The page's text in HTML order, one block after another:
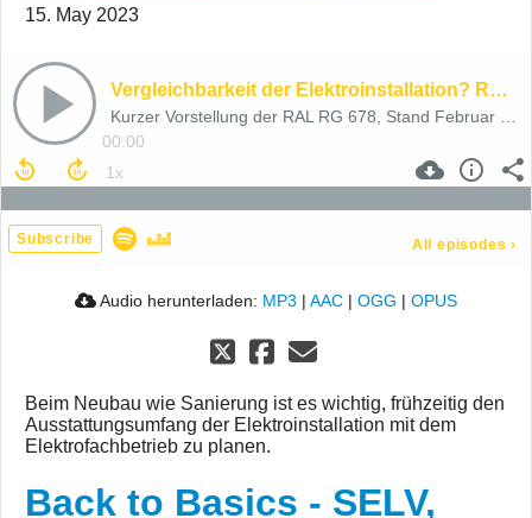
15. May 2023
Vergleichbarkeit der Elektroinstallation? RAL RG 678 schafft Abhilfe
Kurzer Vorstellung der RAL RG 678, Stand Februar 2023
00:00
Subscribe All episodes ›
Audio herunterladen: MP3 | AAC | OGG | OPUS
Beim Neubau wie Sanierung ist es wichtig, frühzeitig den
Ausstattungsumfang der Elektroinstallation mit dem
Elektrofachbetrieb zu planen.
Back to Basics - SELV,